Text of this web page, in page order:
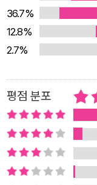
때면 설레고 그간의
마치 낯선 타지에서
다. "어제의 기차와
조금 별로여도 내일
미로 읽는 역사와 상
1890-1945년까지
까지 노선을 연장하
선인들이 유럽을 가
일전쟁 후 하바롭스
36.7%
12.8%
2.7%
평점 분포